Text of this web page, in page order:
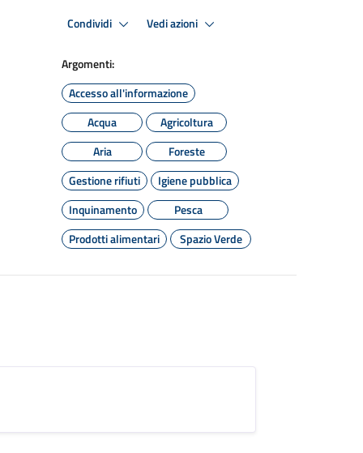
Condividi Vedi azioni
Argomenti:
Accesso all'informazione
Acqua
Agricoltura
Aria
Foreste
Gestione rifiuti
Igiene pubblica
Inquinamento
Pesca
Prodotti alimentari
Spazio Verde